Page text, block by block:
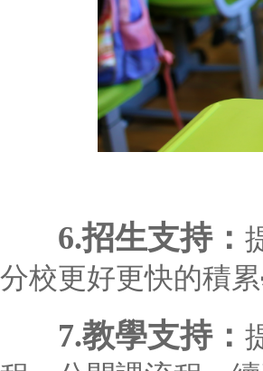
6.招生支持：
分校更好更快的積累
7.教學支持：